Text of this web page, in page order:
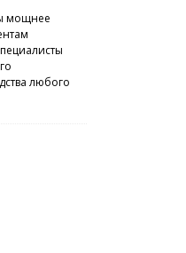
мощнее
любого